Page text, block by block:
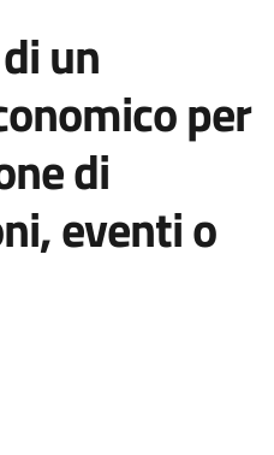
un
per
di
eventi o